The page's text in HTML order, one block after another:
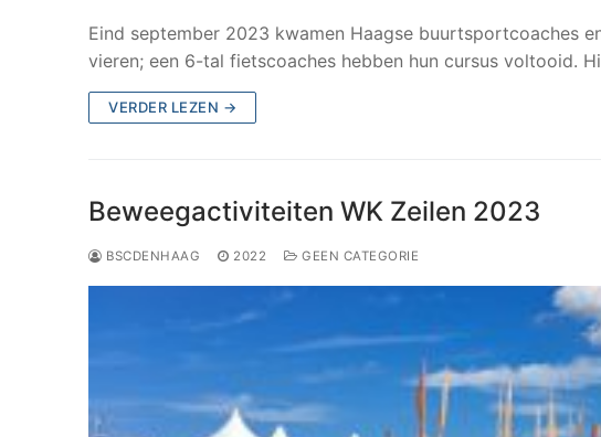
Eind september 2023 kwamen Haagse buurtsportcoaches
vieren; een 6-tal fietscoaches hebben hun cursus voltooid.
VERDER LEZEN →
Beweegactiviteiten WK Zeilen 2023
BSCDENHAAG 2022 GEEN CATEGORIE